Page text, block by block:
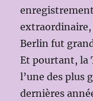
extraordinaire,
Berlin fut
Et pourtant, la
l’une des plus
dernières